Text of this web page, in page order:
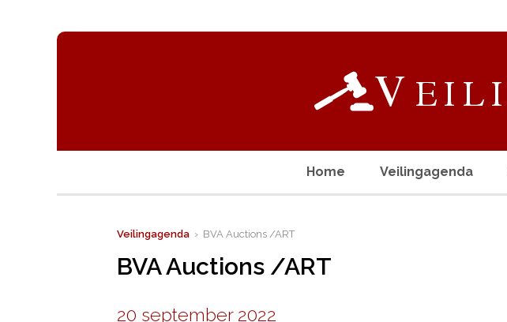
Home Veilingagenda
Veilingagenda › BVA Auctions /ART
BVA Auctions /ART
20 september 2022